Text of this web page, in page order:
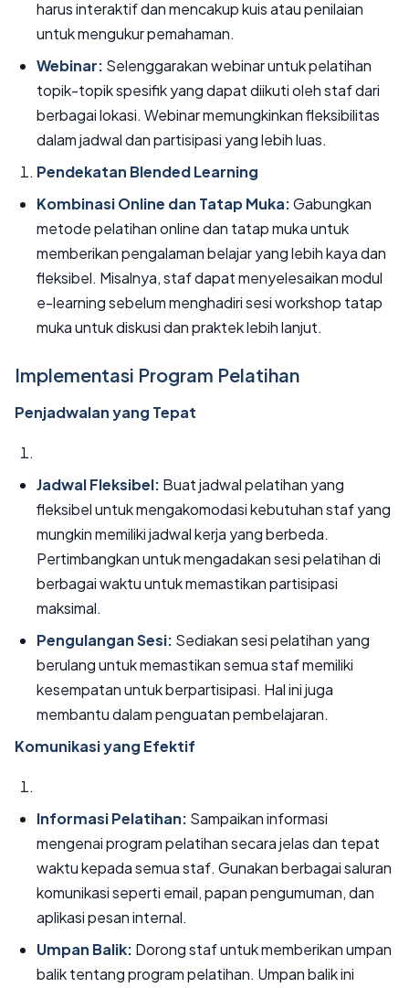
harus interaktif dan mencakup kuis atau penilaian
untuk mengukur pemahaman.
Webinar: Selenggarakan webinar untuk pelatihan
topik-topik spesifik yang dapat diikuti oleh staf dari
berbagai lokasi. Webinar memungkinkan fleksibilitas
dalam jadwal dan partisipasi yang lebih luas.
Pendekatan Blended Learning
Kombinasi Online dan Tatap Muka:Gabungkan
metode pelatihan online dan tatap muka untuk
memberikan pengalaman belajar yang lebih kaya dan
fleksibel. Misalnya, staf dapat menyelesaikan modul
e-learning sebelum menghadiri sesi workshop tatap
muka untuk diskusi dan praktek lebih lanjut.
Implementasi Program Pelatihan
Penjadwalan yang Tepat
Jadwal Fleksibel: Buat jadwal pelatihan yang
fleksibel untuk mengakomodasi kebutuhan staf yang
mungkin memiliki jadwal kerja yang berbeda.
Pertimbangkan untuk mengadakan sesi pelatihan di
berbagai waktu untuk memastikan partisipasi
maksimal.
Pengulangan Sesi: Sediakan sesi pelatihan yang
berulang untuk memastikan semua staf memiliki
kesempatan untuk berpartisipasi. Hal ini juga
membantu dalam penguatan pembelajaran.
Komunikasi yang Efektif
Informasi Pelatihan: Sampaikan informasi
mengenai program pelatihan secara jelas dan tepat
waktu kepada semua staf. Gunakan berbagai saluran
komunikasi seperti email, papan pengumuman, dan
aplikasi pesan internal.
Umpan Balik: Dorong staf untuk memberikan umpan
balik tentang program pelatihan. Umpan balik ini